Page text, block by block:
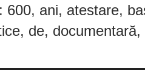
600, ani, atestare,
, de, documentară,